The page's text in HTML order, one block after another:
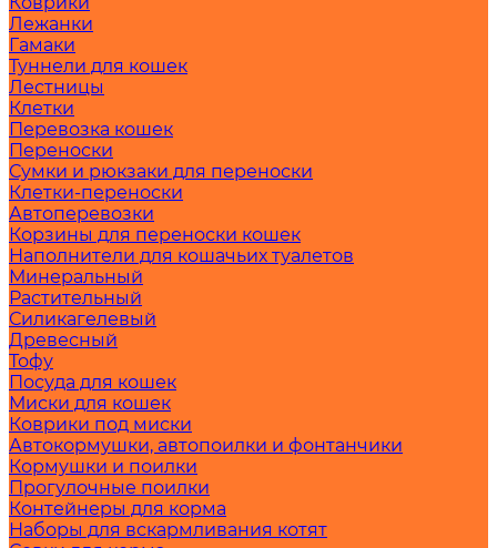
Лежанки
Гамаки
Туннели для кошек
Лестницы
Клетки
Перевозка кошек
Переноски
Сумки и рюкзаки для переноски
Клетки-переноски
Автоперевозки
Корзины для переноски кошек
Наполнители для кошачьих туалетов
Минеральный
Растительный
Силикагелевый
Древесный
Тофу
Посуда для кошек
Миски для кошек
Коврики под миски
Автокормушки, автопоилки и фонтанчики
Кормушки и поилки
Прогулочные поилки
Контейнеры для корма
Наборы для вскармливания котят